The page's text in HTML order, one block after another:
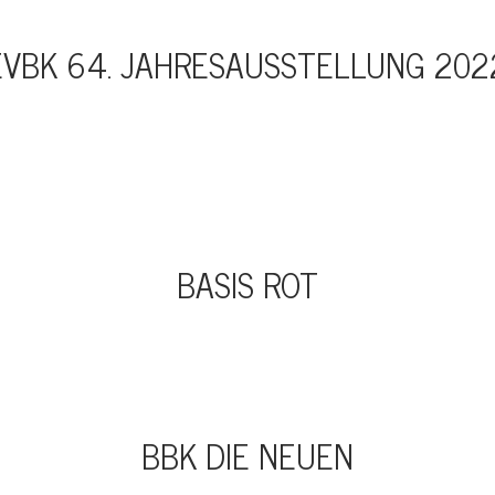
64. JAHRESAUSSTELLUNG
BASIS ROT
BBK DIE NEUEN